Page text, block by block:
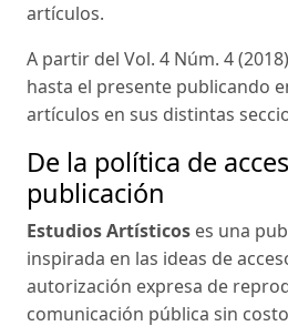
artículos.
A partir del Vol. 4 Núm. 4
hasta el presente publicando
artículos en sus distintas
De la política de
publicación
Estudios Artísticos es una
inspirada en las ideas de
autorización expresa de
comunicación pública sin